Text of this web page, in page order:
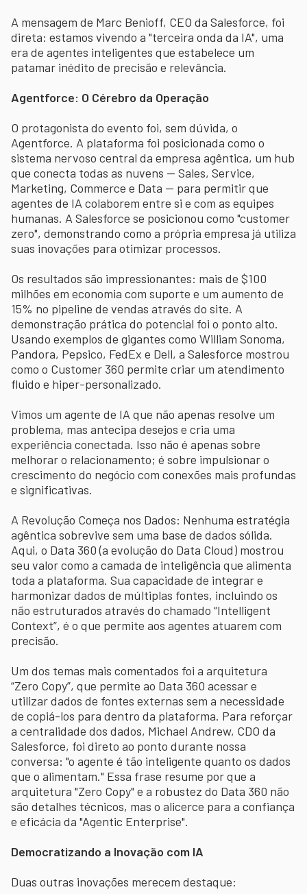
A mensagem de Marc Benioff, CEO da Salesforce, foi
direta: estamos vivendo a "terceira onda da IA", uma
era de agentes inteligentes que estabelece um
patamar inédito de precisão e relevância.
Agentforce: O Cérebro da Operação
O protagonista do evento foi, sem dúvida, o
Agentforce. A plataforma foi posicionada como o
sistema nervoso central da empresa agêntica, um hub
que conecta todas as nuvens — Sales, Service,
Marketing, Commerce e Data — para permitir que
agentes de IA colaborem entre si e com as equipes
humanas. A Salesforce se posicionou como "customer
zero", demonstrando como a própria empresa já utiliza
suas inovações para otimizar processos.
Os resultados são impressionantes: mais de $100
milhões em economia com suporte e um aumento de
15% no pipeline de vendas através do site. A
demonstração prática do potencial foi o ponto alto.
Usando exemplos de gigantes como William Sonoma,
Pandora, Pepsico, FedEx e Dell, a Salesforce mostrou
como o Customer 360 permite criar um atendimento
fluido e hiper-personalizado.
Vimos um agente de IA que não apenas resolve um
problema, mas antecipa desejos e cria uma
experiência conectada. Isso não é apenas sobre
melhorar o relacionamento; é sobre impulsionar o
crescimento do negócio com conexões mais profundas
e significativas.
A Revolução Começa nos Dados: Nenhuma estratégia
agêntica sobrevive sem uma base de dados sólida.
Aqui, o Data 360 (a evolução do Data Cloud) mostrou
seu valor como a camada de inteligência que alimenta
toda a plataforma. Sua capacidade de integrar e
harmonizar dados de múltiplas fontes, incluindo os
não estruturados através do chamado “Intelligent
Context”, é o que permite aos agentes atuarem com
precisão.
Um dos temas mais comentados foi a arquitetura
“Zero Copy”, que permite ao Data 360 acessar e
utilizar dados de fontes externas sem a necessidade
de copiá-los para dentro da plataforma. Para reforçar
a centralidade dos dados, Michael Andrew, CDO da
Salesforce, foi direto ao ponto durante nossa
conversa: "o agente é tão inteligente quanto os dados
que o alimentam." Essa frase resume por que a
arquitetura "Zero Copy" e a robustez do Data 360 não
são detalhes técnicos, mas o alicerce para a confiança
e eficácia da "Agentic Enterprise".
Democratizando a Inovação com IA
Duas outras inovações merecem destaque: